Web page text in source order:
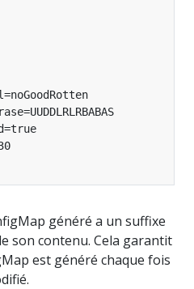
généré a un suffixe
son contenu. Cela garantit
est généré chaque fois